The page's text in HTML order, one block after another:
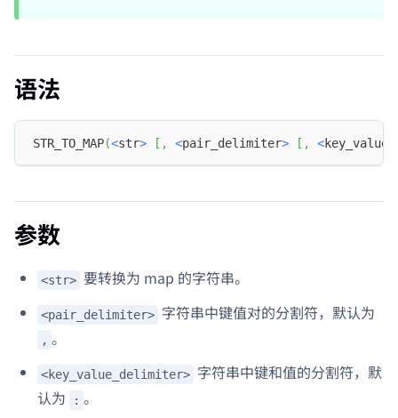
语法
STR_TO_MAP(<str> [ , <pair_delimiter> [ , <
参数
<str> 要转换为 map 的字符串。
<pair_delimiter> 字符串中键值对的分割符，默认为
, 。
<key_value_delimiter> 字符串中键和值的分割符，默
认为
: 。